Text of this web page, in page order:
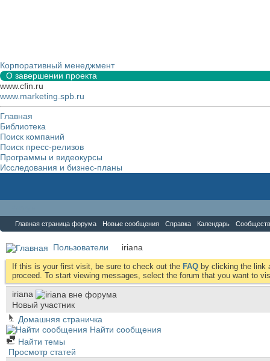
Корпоративный менеджмент
О завершении проекта
www.cfin.ru
www.marketing.spb.ru
Главная
Библиотека
Поиск компаний
Поиск пресс-релизов
Программы и видеокурсы
Исследования и бизнес-планы
Главная страница форума Новые сообщения Справка Календарь
Пользователи iriana
If this is your first visit, be sure to check out the FAQ by clicking the link
proceed. To start viewing messages, select the forum that you want to
iriana
Новый участник
Домашняя страничка
Найти сообщения
Найти темы
Просмотр статей